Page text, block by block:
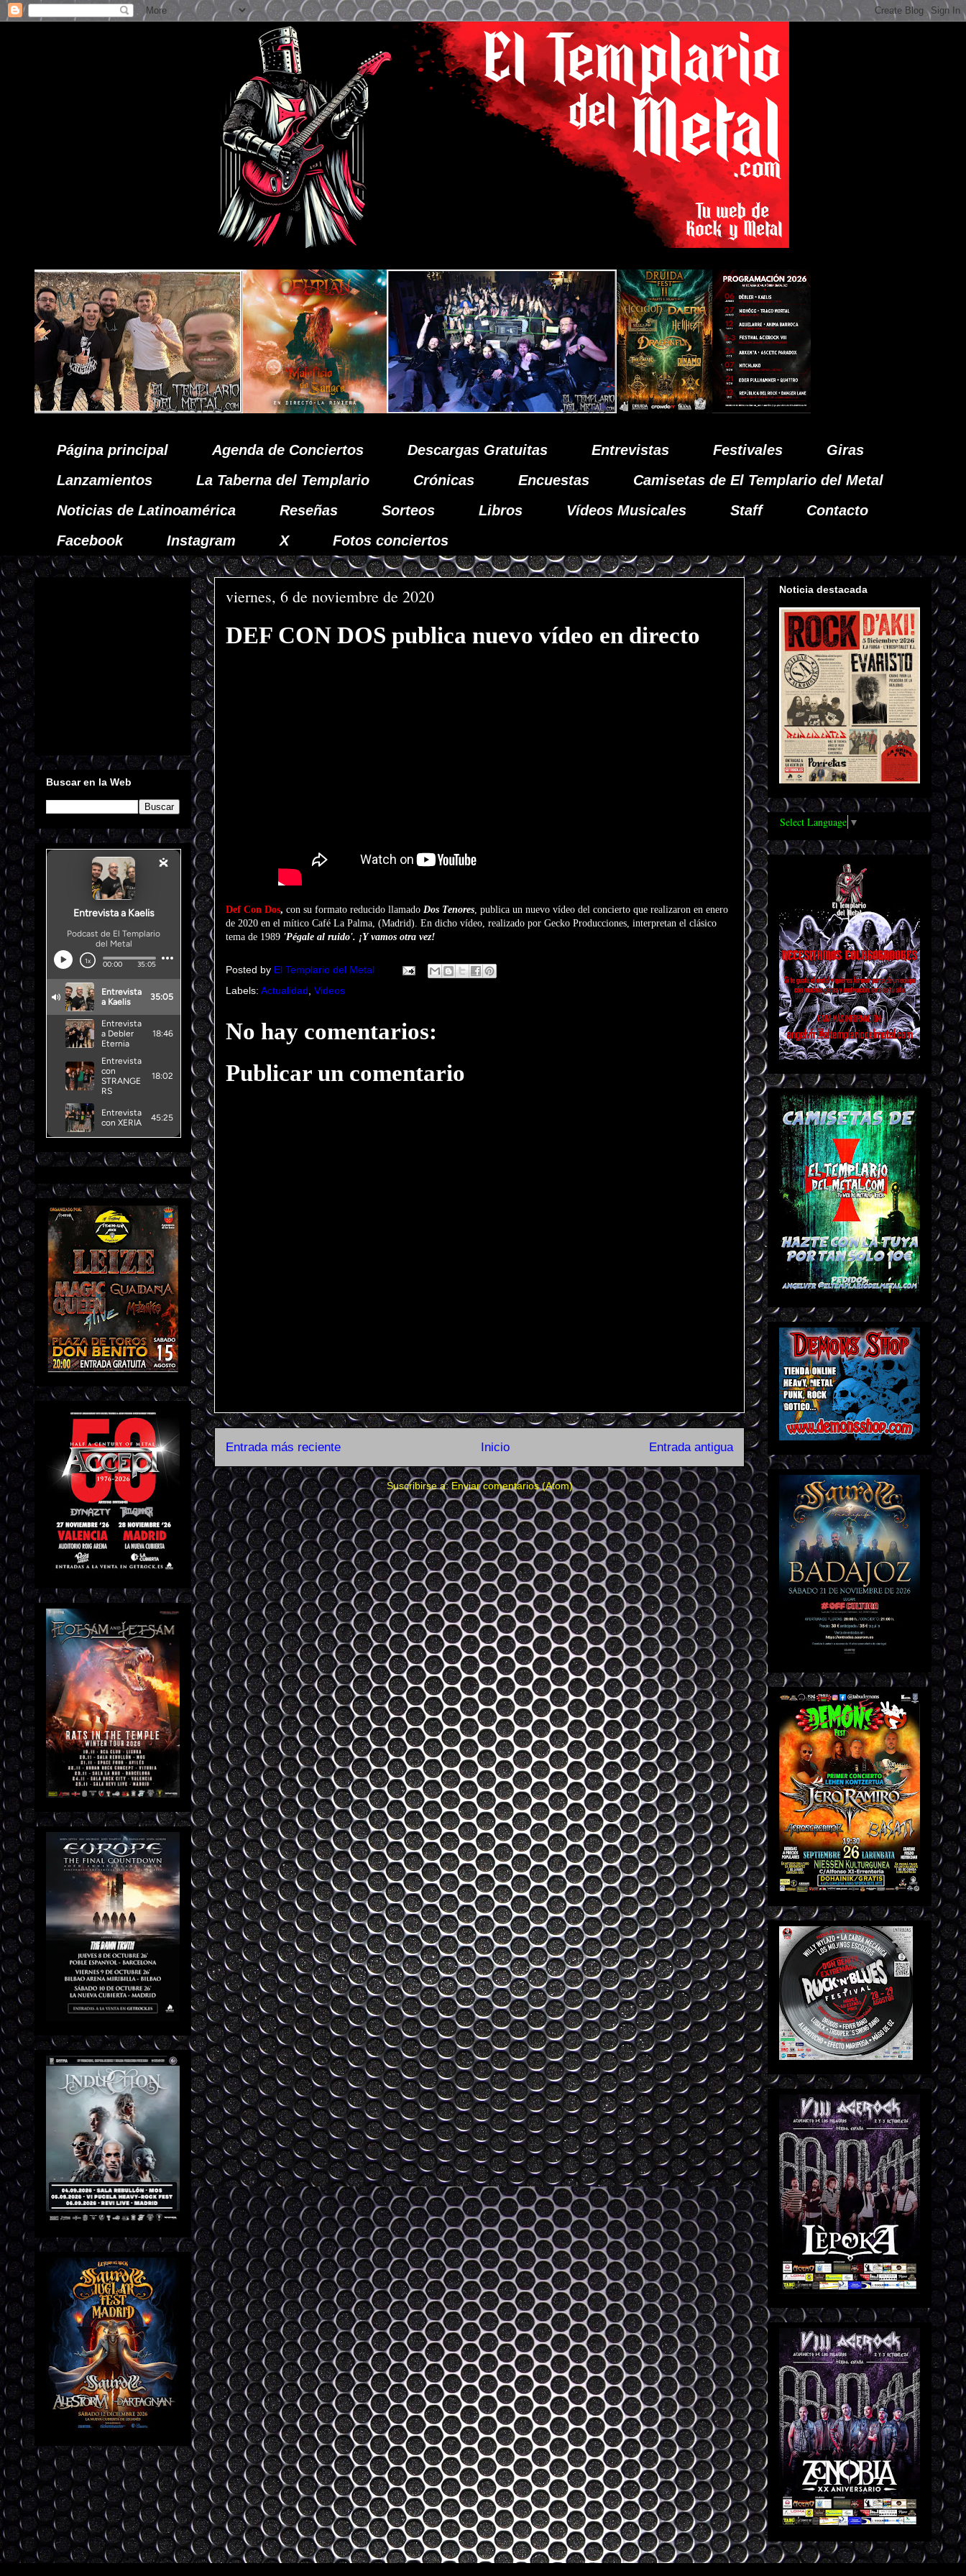
Página principal Agenda de Conciertos Descargas Gratuitas Entrevistas Festivales
Giras
Lanzamientos
La Taberna del Templario Crónicas Encuestas
Camisetas de El Templario del Metal
Noticias de Latinoamérica
Reseñas Sorteos Libros Vídeos Musicales Staff
Contacto
Facebook
Instagram X Fotos conciertos
viernes, 6 de noviembre de 2020
DEF CON DOS publica nuevo vídeo en directo
Def Con Dos, con su formato reducido llamado Dos Tenores, publica un nuevo vídeo del concierto que realizaron en enero
de 2020 en el mítico Café La Palma, (Madrid). En dicho vídeo, realizado por Gecko Producciones, interpretan el clásico
tema de 1989 'Pégale al ruido'. ¡Y vamos otra vez!
Posted by El Templario del Metal
Labels: Actualidad Videos
No hay comentarios:
Publicar un comentario
Entrada más reciente Entrada antigua
Inicio
Suscribirse a:Enviar comentarios (Atom)
Buscar en la Web
Noticia destacada
Select Language ▼